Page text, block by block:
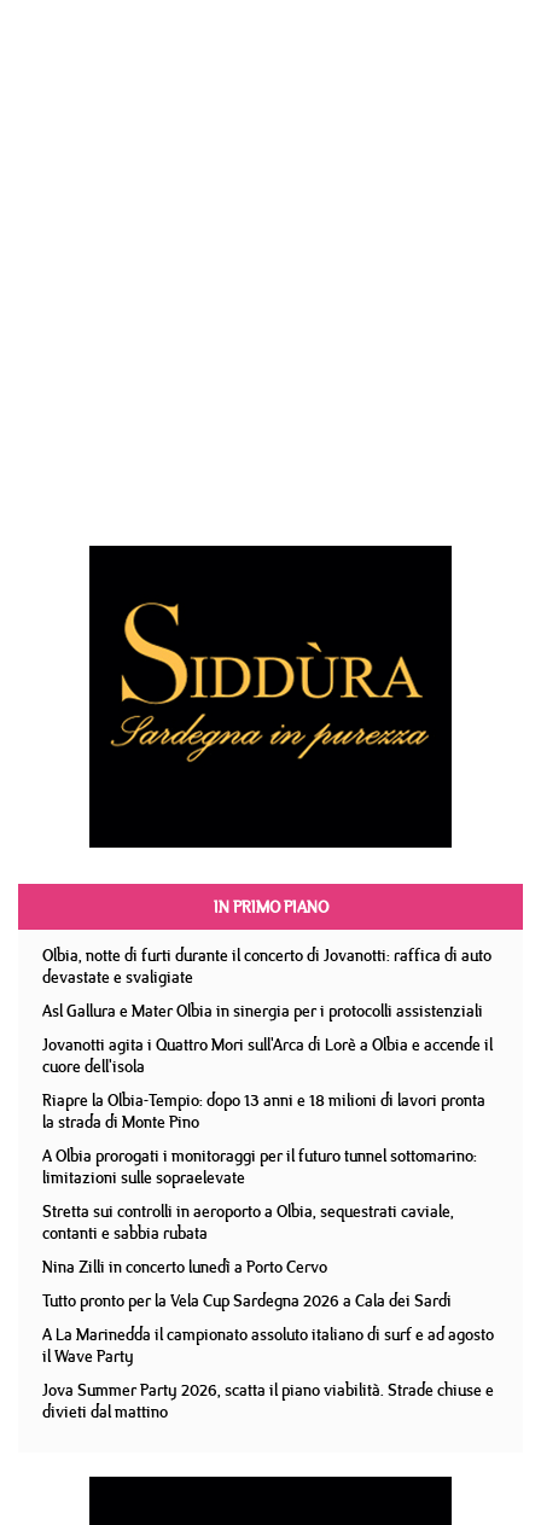
IN PRIMO PIANO
Olbia, notte di furti durante il concerto di Jovanotti: raffica di auto
devastate e svaligiate
Asl Gallura e Mater Olbia in sinergia per i protocolli assistenziali
Jovanotti agita i Quattro Mori sull'Arca di Lorè a Olbia e accende il
cuore dell'isola
Riapre la Olbia-Tempio: dopo 13 anni e 18 milioni di lavori pronta
la strada di Monte Pino
A Olbia prorogati i monitoraggi per il futuro tunnel sottomarino:
limitazioni sulle sopraelevate
Stretta sui controlli in aeroporto a Olbia, sequestrati caviale,
contanti e sabbia rubata
Nina Zilli in concerto lunedì a Porto Cervo
Tutto pronto per la Vela Cup Sardegna 2026 a Cala dei Sardi
A La Marinedda il campionato assoluto italiano di surf e ad agosto
il Wave Party
Jova Summer Party 2026, scatta il piano viabilità. Strade chiuse e
divieti dal mattino